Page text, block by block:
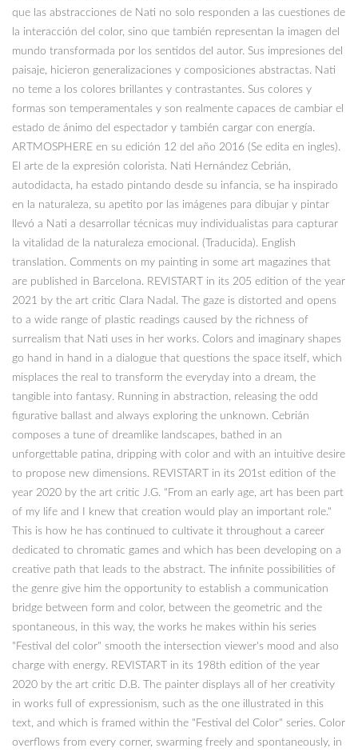
que las abstracciones de Nati no solo responden a las cuestiones de
la interacción del color, sino que también representan la imagen del
mundo transformada por los sentidos del autor. Sus impresiones del
paisaje, hicieron generalizaciones y composiciones abstractas. Nati
no teme a los colores brillantes y contrastantes. Sus colores y
formas son temperamentales y son realmente capaces de cambiar el
estado de ánimo del espectador y también cargar con energía.
ARTMOSPHERE en su edición 12 del año 2016 (Se edita en ingles).
El arte de la expresión colorista. Nati Hernández Cebrián,
autodidacta, ha estado pintando desde su infancia, se ha inspirado
en la naturaleza, su apetito por las imágenes para dibujar y pintar
llevó a Nati a desarrollar técnicas muy individualistas para capturar
la vitalidad de la naturaleza emocional. (Traducida). English
translation. Comments on my painting in some art magazines that
are published in Barcelona. REVISTART in its 205 edition of the year
2021 by the art critic Clara Nadal. The gaze is distorted and opens
to a wide range of plastic readings caused by the richness of
surrealism that Nati uses in her works. Colors and imaginary shapes
go hand in hand in a dialogue that questions the space itself, which
misplaces the real to transform the everyday into a dream, the
tangible into fantasy. Running in abstraction, releasing the odd
figurative ballast and always exploring the unknown. Cebrián
composes a tune of dreamlike landscapes, bathed in an
unforgettable patina, dripping with color and with an intuitive desire
to propose new dimensions. REVISTART in its 201st edition of the
year 2020 by the art critic J.G. "From an early age, art has been part
of my life and I knew that creation would play an important role."
This is how he has continued to cultivate it throughout a career
dedicated to chromatic games and which has been developing on a
creative path that leads to the abstract. The infinite possibilities of
the genre give him the opportunity to establish a communication
bridge between form and color, between the geometric and the
spontaneous, in this way, the works he makes within his series
"Festival del color" smooth the intersection viewer's mood and also
charge with energy. REVISTART in its 198th edition of the year
2020 by the art critic D.B. The painter displays all of her creativity
in works full of expressionism, such as the one illustrated in this
text, and which is framed within the "Festival del Color" series. Color
overflows from every corner, swarming freely and spontaneously, in